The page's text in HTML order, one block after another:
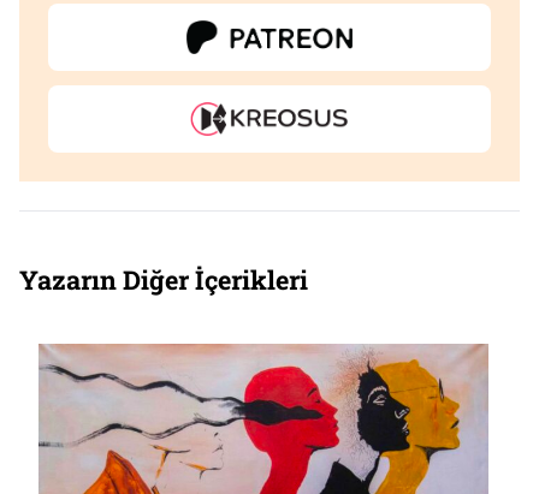
Yazarın Diğer İçerikleri